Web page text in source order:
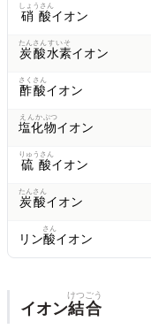
硝酸
しょうさん
イオン
炭酸
たんさん
水素
すいそ
イオン
酢酸
さくさん
イオン
塩化
えんか
物
ぶつ
イオン
硫酸
りゅうさん
イオン
炭酸
たんさん
イオン
リン酸
さん
イオン
イオン結合
けつごう